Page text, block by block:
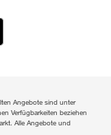
Angebote sind unter
Verfügbarkeiten beziehen
Alle Angebote und